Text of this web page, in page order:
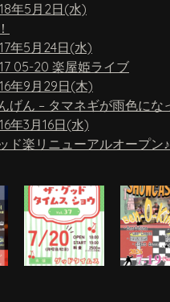
年5月2日(水)
年5月24日(水)
05-20 楽屋姫ライブ
年9月29日(木)
年3月16日(水)
ド楽リニューアルオープン♪